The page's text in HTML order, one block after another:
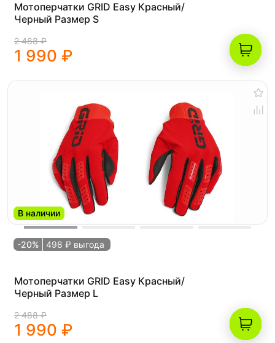
Мотоперчатки GRID Easy Красный/
Черный Размер S
2 488 ₽
1 990 ₽
В наличии
-20% 498 ₽ выгода
Мотоперчатки GRID Easy Красный/
Черный Размер L
2 488 ₽
1 990 ₽